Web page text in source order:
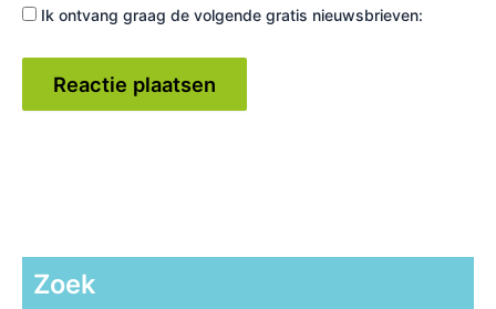
Ik ontvang graag de volgende gratis nieuwsbrieven:
Zoek